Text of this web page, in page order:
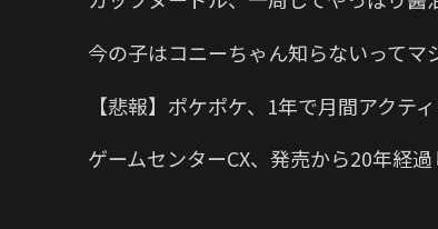
今の子はコニーちゃん知らないってマ
【悲報】ポケポケ、1年で月間アク
ゲームセンターCX、発売から20年経